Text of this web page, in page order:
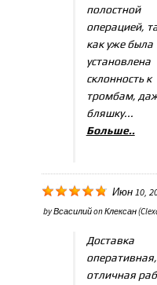
полостной
операцией,
как уже была
установлена
склонность к
тромбам,
бляшку...
Больше..
Июн 10,
byВсасилийonКлексан
Доставка
оперативная,
отличная